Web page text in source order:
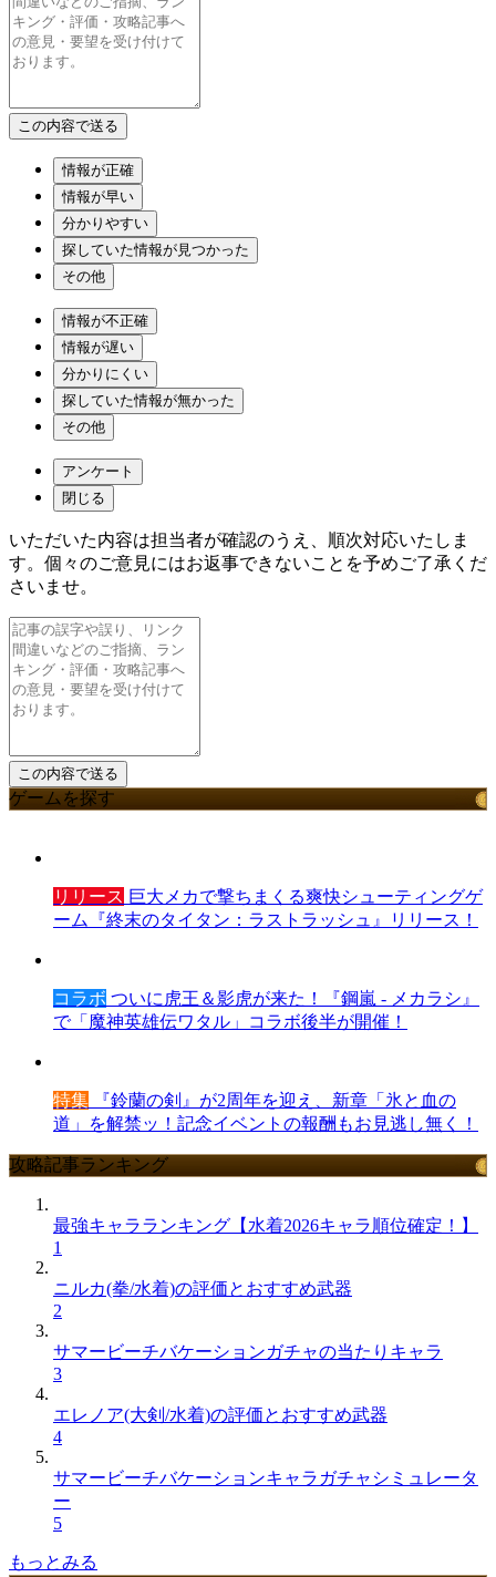
情報が正確
情報が早い
分かりやすい
探していた情報が見つかった
その他
情報が不正確
情報が遅い
分かりにくい
探していた情報が無かった
その他
アンケート
閉じる
いただいた内容は担当者が確認のうえ、順次対応いたしま
す。個々のご意見にはお返事できないことを予めご了承くだ
さいませ。
ゲームを探す
リリース 巨大メカで撃ちまくる爽快シューティングゲ
ーム『終末のタイタン：ラストラッシュ』リリース！
コラボ ついに虎王＆影虎が来た！『鋼嵐 - メカラシ』
で「魔神英雄伝ワタル」コラボ後半が開催！
特集 『鈴蘭の剣』が2周年を迎え、新章「氷と血の
道」を解禁ッ！記念イベントの報酬もお見逃し無く！
攻略記事ランキング
最強キャラランキング【水着2026キャラ順位確定！】
1
ニルカ(拳/水着)の評価とおすすめ武器
2
サマービーチバケーションガチャの当たりキャラ
3
エレノア(大剣/水着)の評価とおすすめ武器
4
サマービーチバケーションキャラガチャシミュレータ
ー
5
もっとみる